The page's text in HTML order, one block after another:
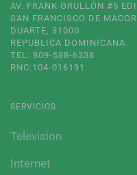
AV. FRANK GRULLÓN #5
SAN FRANCISCO DE
DUARTE, 31000
REPUBLICA DOMINICANA
TEL: 809-588-6238
RNC:104-016191
SERVICIOS
Television
Internet